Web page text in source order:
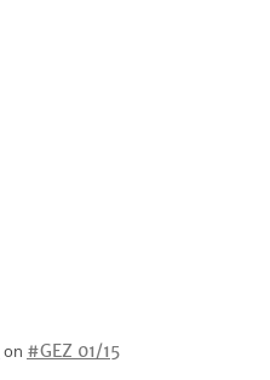
on #GEZ 01/15